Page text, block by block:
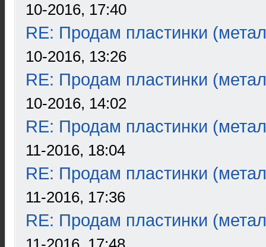
10-2016, 17:40
RE: Продам пластинки
10-2016, 13:26
RE: Продам пластинки
10-2016, 14:02
RE: Продам пластинки
11-2016, 18:04
RE: Продам пластинки
11-2016, 17:36
RE: Продам пластинки